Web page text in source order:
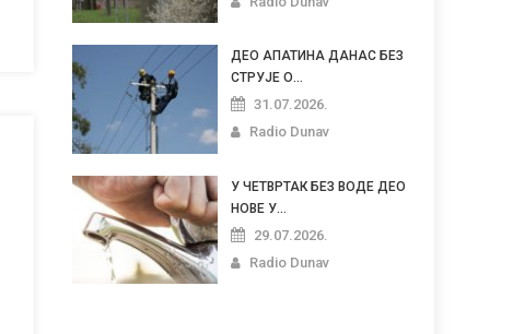
ДЕО АПАТИНА ДАНАС БЕЗ
СТРУЈЕ О...
31.07.2026.
Radio Dunav
У ЧЕТВРТАК БЕЗ ВОДЕ ДЕО
НОВЕ У...
29.07.2026.
Radio Dunav